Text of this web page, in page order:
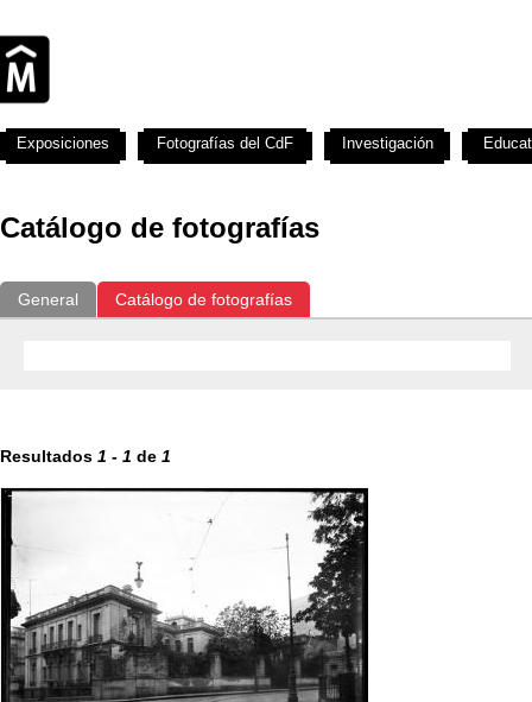
Catálogo de fotografías
General Catálogo de fotografías
Resultados 1 - 1 de 1
Exposiciones Fotografías del CdF Investigación